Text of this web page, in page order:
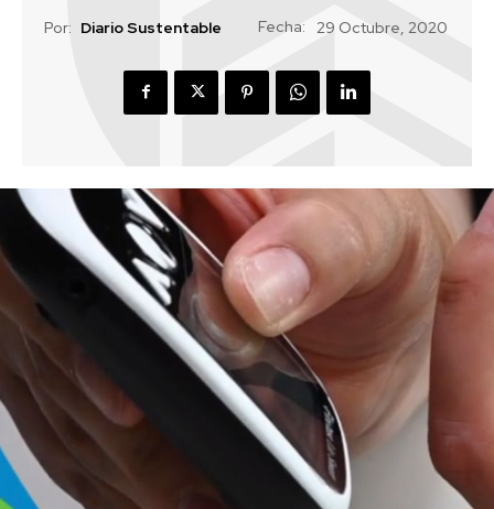
Por: Diario Sustentable Fecha: 29 Octubre, 2020